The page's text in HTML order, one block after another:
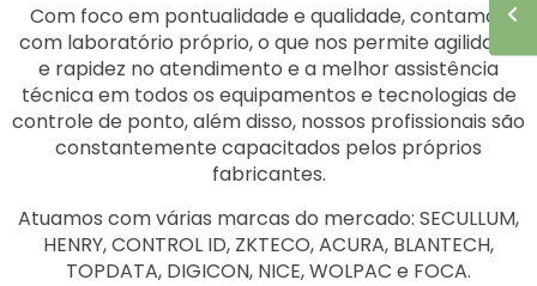
Com foco em pontualidade e qualidade, contamos
com laboratório próprio, o que nos permite agilidade
e rapidez no atendimento e a melhor assistência
técnica em todos os equipamentos e tecnologias de
controle de ponto, além disso, nossos profissionais são
constantemente capacitados pelos próprios
fabricantes.
Atuamos com várias marcas do mercado: SECULLUM,
HENRY, CONTROL ID, ZKTECO, ACURA, BLANTECH,
TOPDATA, DIGICON, NICE, WOLPAC e FOCA.